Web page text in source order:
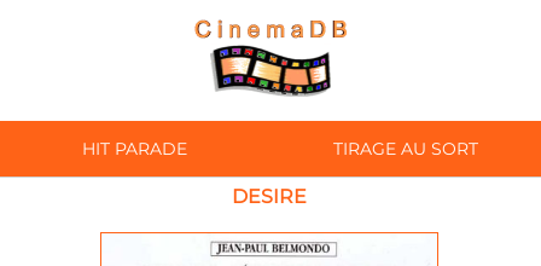
HIT PARADE TIRAGE AU SORT
DESIRE